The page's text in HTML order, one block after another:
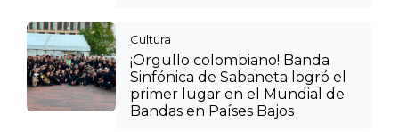
Cultura
¡Orgullo colombiano! Banda
Sinfónica de Sabaneta logró el
primer lugar en el Mundial de
Bandas en Países Bajos